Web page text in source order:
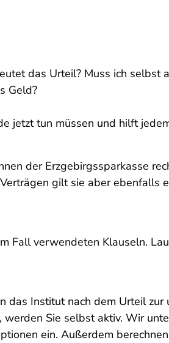
das Urteil? Muss ich selbst
Geld?
jetzt tun müssen und hilft
der Erzgebirgssparkasse
gilt sie aber ebenfalls
Fall verwendeten Klauseln.
Institut nach dem Urteil
Sie selbst aktiv. Wir
ein. Außerdem